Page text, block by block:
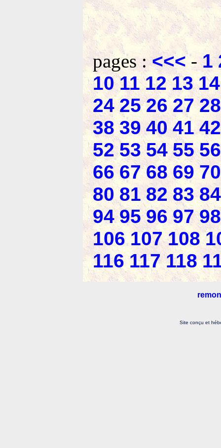
pages :<<<-1
10 11 12 13 14
24 25 26 27 28
38 39 40 41 42
52 53 54 55 56
66 67 68 69 70
80 81 82 83 84
94 95 96 97 98
106 107 108
116 117 118
Site conçu et